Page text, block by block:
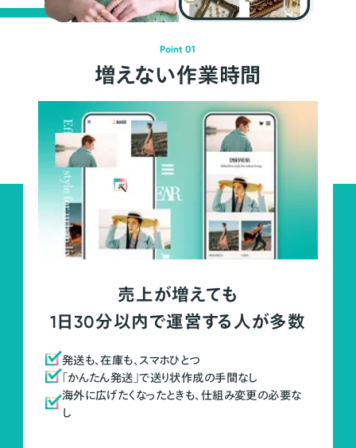
Point 01
増えない作業時間
売上が増えても
1日30分以内で運営する人が多数
発送も、在庫も、スマホひとつ
「かんたん発送」で送り状作成の手間なし
海外に広げたくなったときも、仕組み変更の必要な
し